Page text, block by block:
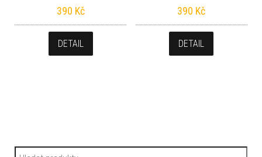
390 Kč
DETAIL
390 Kč
DETAIL
Hledat: